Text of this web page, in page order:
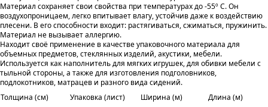
Материал сохраняет свои свойства при температурах до -55º С. Он
воздухопроницаем, легко впитывает влагу, устойчив даже к воздействию
плесени. В его способности входит: растягиваться, сжиматься, пружинить.
Материал не вызывает аллергию.
Находит своё применение в качестве упаковочного материала для
объемных предметов, стеклянных изделий, акустики, мебели.
Используется как наполнитель для мягких игрушек, для обивки мебели с
тыльной стороны, а также для изготовления подголовников,
подлокотников, матрацев и разного вида сидений.
Толщина (см)
Упаковка (лист) Ширина (м)
Длина (м)